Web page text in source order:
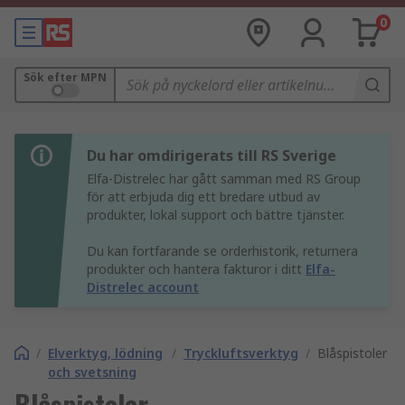
0
Sök efter MPN
Du har omdirigerats till RS Sverige
Elfa-Distrelec har gått samman med RS Group
för att erbjuda dig ett bredare utbud av
produkter, lokal support och bättre tjänster.
Du kan fortfarande se orderhistorik, returnera
produkter och hantera fakturor i ditt Elfa-
Distrelec account
/ Elverktyg, lödning
och svetsning
/ Tryckluftsverktyg / Blåspistoler